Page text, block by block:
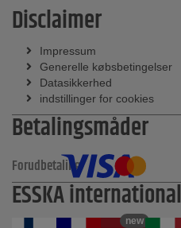
Disclaimer
Impressum
Generelle købsbetingelser
Datasikkerhed
indstillinger for cookies
Betalingsmåder
Forudbetaling
ESSKA international
new